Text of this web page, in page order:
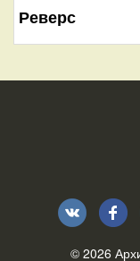
Реверс
© 2026